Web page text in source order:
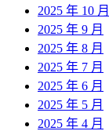
2025 年 10 月
2025 年 9 月
2025 年 8 月
2025 年 7 月
2025 年 6 月
2025 年 5 月
2025 年 4 月